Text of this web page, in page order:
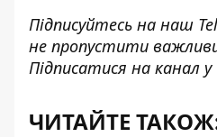
Підписуйтесь на наш
не пропустити
Підписатися на канал
ЧИТАЙТЕ